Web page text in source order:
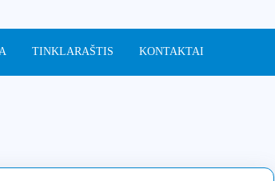
TINKLARAŠTIS KONTAKTAI